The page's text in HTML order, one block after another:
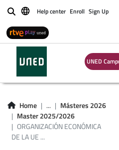
BuscarHelp center Enroll Sign Up
UNED
Home ...
Másteres 2026
Master 2025/2026
ORGANIZACIÓN ECONÓMICA
DE LA UE ...
UE (PLAN
ESTUDIOS